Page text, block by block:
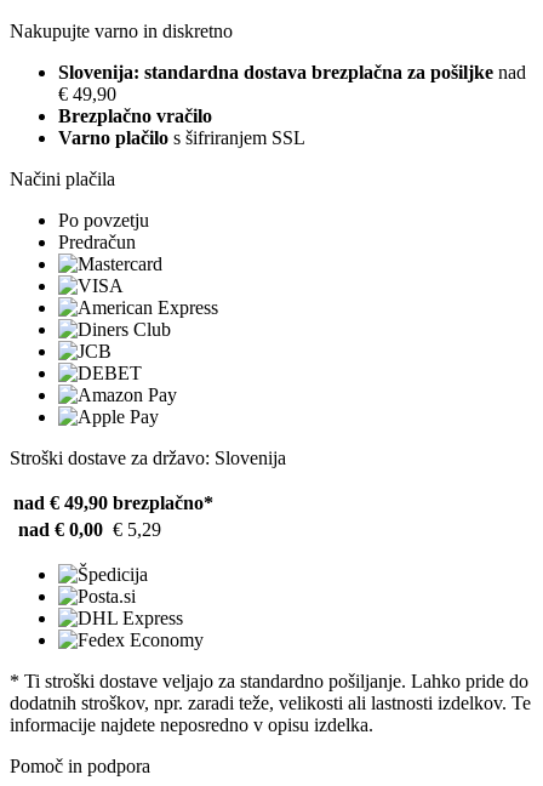
Nakupujte varno in diskretno
Slovenija: standardna dostava brezplačna za pošiljke nad
€ 49,90
Brezplačno vračilo
Varno plačilo s šifriranjem SSL
Načini plačila
Po povzetju
Predračun
Stroški dostave za državo: Slovenija
nad € 49,90 brezplačno*
nad € 0,00 € 5,29
* Ti stroški dostave veljajo za standardno pošiljanje. Lahko pride do
dodatnih stroškov, npr. zaradi teže, velikosti ali lastnosti izdelkov. Te
informacije najdete neposredno v opisu izdelka.
Pomoč in podpora